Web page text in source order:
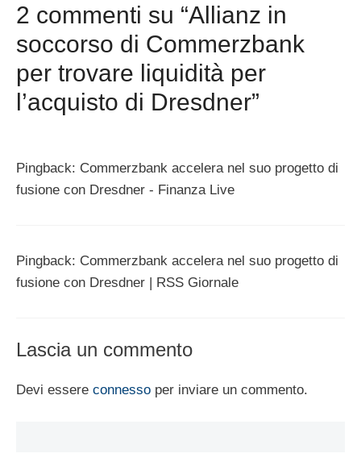
2 commenti su “Allianz in
soccorso di Commerzbank
per trovare liquidità per
l’acquisto di Dresdner”
Pingback: Commerzbank accelera nel suo progetto di
fusione con Dresdner - Finanza Live
Pingback: Commerzbank accelera nel suo progetto di
fusione con Dresdner | RSS Giornale
Lascia un commento
Devi essere connesso per inviare un commento.